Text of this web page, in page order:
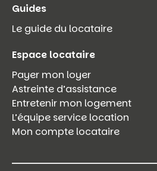
Guides
Le guide du locataire
Espace locataire
Payer mon loyer
Astreinte d’assistance
Entretenir mon logement
L’équipe service location
Mon compte locataire